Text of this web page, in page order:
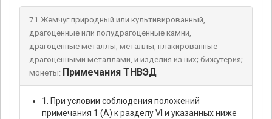
71 Жемчуг природный или культивированный,
драгоценные или полудрагоценные камни,
драгоценные металлы, металлы, плакированные
драгоценными металлами, и изделия из них; бижутерия;
монеты: Примечания ТНВЭД
1. При условии соблюдения положений
примечания 1 (А) к разделу VI и указанных ниже